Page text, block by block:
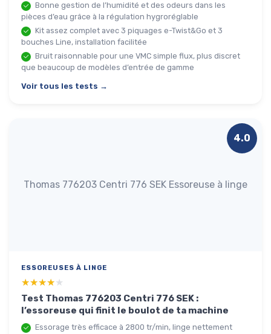
Bonne gestion de l’humidité et des odeurs dans les
pièces d’eau grâce à la régulation hygroréglable
Kit assez complet avec 3 piquages e-Twist&Go et 3
bouches Line, installation facilitée
Bruit raisonnable pour une VMC simple flux, plus discret
que beaucoup de modèles d’entrée de gamme
Voir tous les tests →
Thomas 776203 Centri 776 SEK Essoreuse à linge
4.0
ESSOREUSES À LINGE
★★★★★
★★★★★
Test Thomas 776203 Centri 776 SEK :
l’essoreuse qui finit le boulot de ta machine
Essorage très efficace à 2800 tr/min, linge nettement